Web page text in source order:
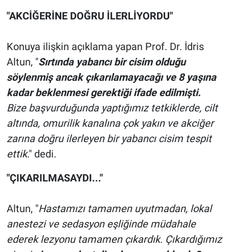
"AKCİĞERİNE DOĞRU İLERLİYORDU"
Konuya ilişkin açıklama yapan Prof. Dr. İdris
Altun, "Sırtında yabancı bir cisim olduğu
söylenmiş ancak çıkarılamayacağı ve 8 yaşına
kadar beklenmesi gerektiği ifade edilmişti.
Bize başvurduğunda yaptığımız tetkiklerde, cilt
altında, omurilik kanalına çok yakın ve akciğer
zarına doğru ilerleyen bir yabancı cisim tespit
ettik." dedi.
"ÇIKARILMASAYDI..."
Altun, "Hastamızı tamamen uyutmadan, lokal
anestezi ve sedasyon eşliğinde müdahale
ederek lezyonu tamamen çıkardık. Çıkardığımız